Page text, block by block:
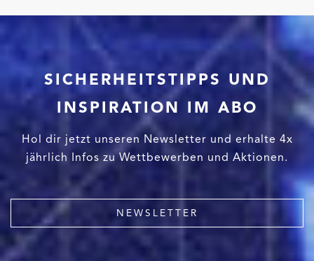
SICHERHEITSTIPPS UND
INSPIRATION IM ABO
Hol dir jetzt unseren Newsletter und erhalte 4x
jährlich Infos zu Wettbewerben und Aktionen.
NEWSLETTER